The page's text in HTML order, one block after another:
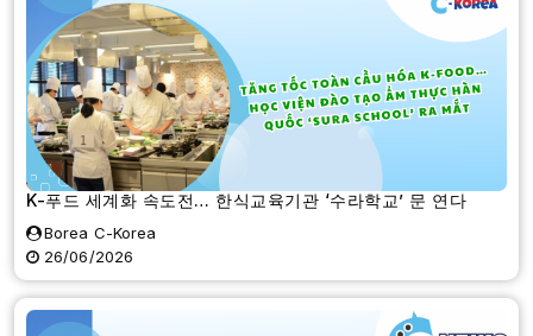
K-푸드 세계화 속도전… 한식교육기관 ‘수라학교’ 문 연다
Borea C-Korea
26/06/2026